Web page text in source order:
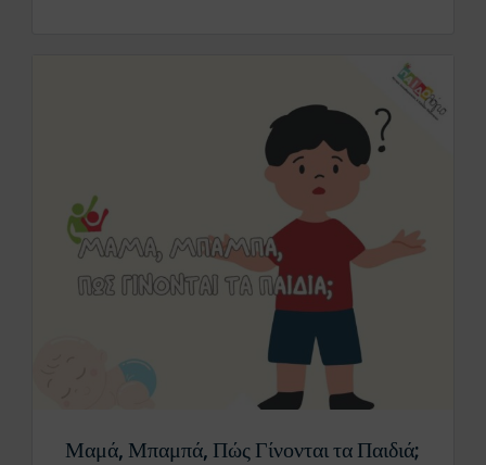
Μαμά, Μπαμπά, Πώς Γίνονται τα Παιδιά;